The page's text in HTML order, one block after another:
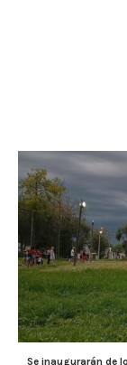
Se inaugurarán de